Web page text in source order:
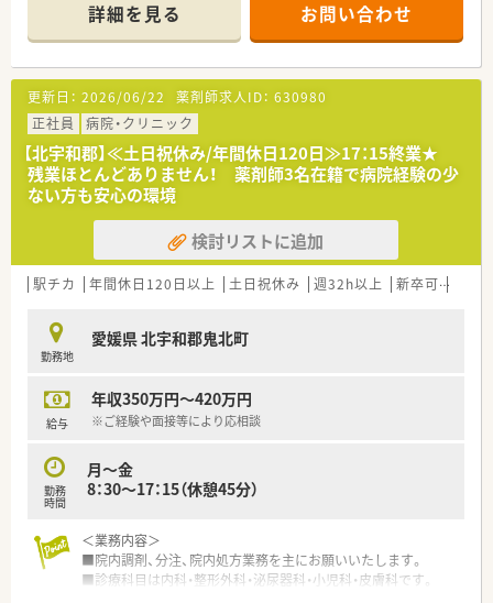
＜研修制度＞
■ご入職後は実務を通じて一連の業務を習得いただきます。
＜こんな病院です＞
■総病床数55床（現在）の一般病院です。
■建物もきれいで、静かな環境。働きやすい職場です。
＜法人特徴＞
■創立60年以上の歴史ある法人です。
病院、診療所の運営など医療の提供だけでなく、障害医療福祉
や知的障害福祉、身体障害福祉、
高齢者福祉、児童福祉、福祉領域に関する相談支援や教育・研
修・研究など、
人間尊重の精神を基本に総合医療福祉施設を目指して創立さ
望している方
■土日休みをご希望の方
等々…少しでも気になった方はお気軽にお問い合わせ下さい。
詳細を見る お問い合わせ
更新日： 2026/06/22 薬剤師求人ID： 630980
正社員
病院・クリニック
【北宇和郡】≪土日祝休み/年間休日120日≫17：15終業★
残業ほとんどありません！ 薬剤師3名在籍で病院経験の少
ない方も安心の環境
検討リストに追加
駅チカ 年間休日120日以上 土日祝休み 週32h以上 新卒可
勤務地
愛媛県 北宇和郡鬼北町
給与
年収350万円～420万円
※ご経験や面接等により応相談
勤務
時間
月～金
8：30～17：15（休憩45分）
＜業務内容＞
■院内調剤、分注、院内処方業務を主にお願いいたします。
■診療科目は内科・整形外科・泌尿器科・小児科・皮膚科です。